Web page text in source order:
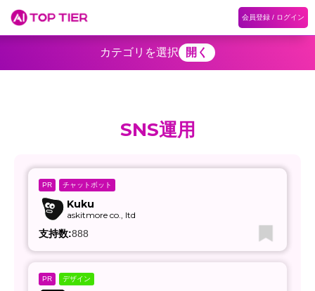
会員登録 / ログイン
カテゴリを選択 開く
SNS運用
PR チャットボット
Kuku
askitmore co., ltd
支持数:888
PR デザイン
ホーム 記事